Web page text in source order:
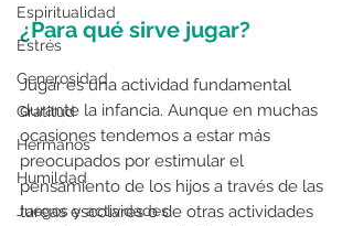
Espiritualidad
Estrés
Generosidad
Gratitud
Hermanos
Humildad
Juegos y actividades
¿Para qué sirve jugar?
Jugar es una actividad fundamental
durante la infancia. Aunque en muchas
ocasiones tendemos a estar más
preocupados por estimular el
pensamiento de los hijos a través de las
tareas escolares o de otras actividades